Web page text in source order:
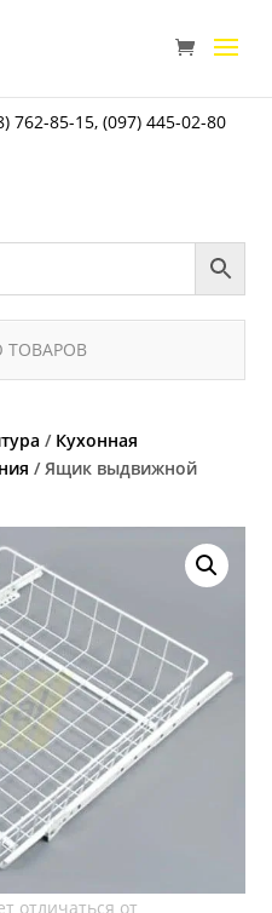
762-85-15,(097) 445-02-80
/ Кухонная
/ Ящик выдвижной